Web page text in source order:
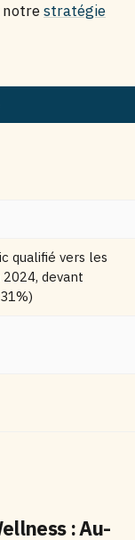
notrestratégie
qualifié vers les
devant
: Au-